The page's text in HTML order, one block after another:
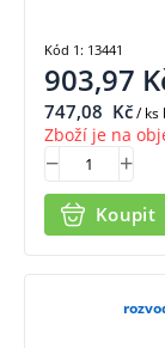
903,97
747,08 Kč/ ks
Zboží je na
Koupit
Kód 1: 13441